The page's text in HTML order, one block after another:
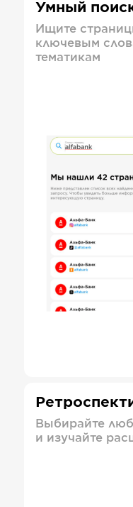
Умный
Ищите
ключевым
тематикам
Выбирайте
и изучайте